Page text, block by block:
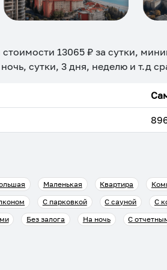
13065 ₽ за сутки,
сутки, 3 дня, неделю и т.д
Маленькая Квартира
С парковкой С сауной С
Без залога На ночь С